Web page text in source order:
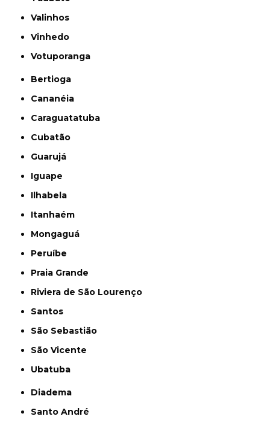
Valinhos
Vinhedo
Votuporanga
Bertioga
Cananéia
Caraguatatuba
Cubatão
Guarujá
Iguape
Ilhabela
Itanhaém
Mongaguá
Peruíbe
Praia Grande
Riviera de São Lourenço
Santos
São Sebastião
São Vicente
Ubatuba
Diadema
Santo André